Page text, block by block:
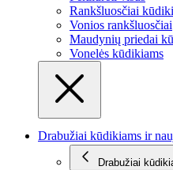
Rankšluosčiai
Vonios rankšluosčiai
Maudynių priedai
Vonelės kūdikiams
Drabužiai kūdikiams ir
Drabužiai